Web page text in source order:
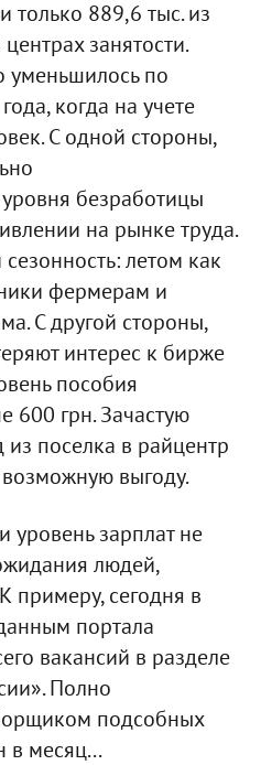
только 889,6 тыс. из
занятости.
уменьшилось по
когда на учете
С одной стороны,
безработицы
на рынке труда.
летом как
фермерам и
С другой стороны,
интерес к бирже
пособия
600 грн. Зачастую
поселка в райцентр
выгоду.
зарплат не
людей,
примеру, сегодня в
портала
вакансий в разделе
Полно
подсобных
в месяц...